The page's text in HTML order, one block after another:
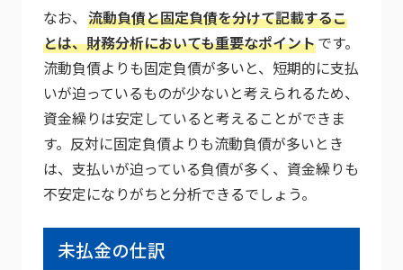
なお、 流動負債と固定負債を分けて記載するこ
とは、財務分析においても重要なポイントです。
流動負債よりも固定負債が多いと、短期的に支払
いが迫っているものが少ないと考えられるため、
資金繰りは安定していると考えることができま
す。反対に固定負債よりも流動負債が多いとき
は、支払いが迫っている負債が多く、資金繰りも
不安定になりがちと分析できるでしょう。
未払金の仕訳